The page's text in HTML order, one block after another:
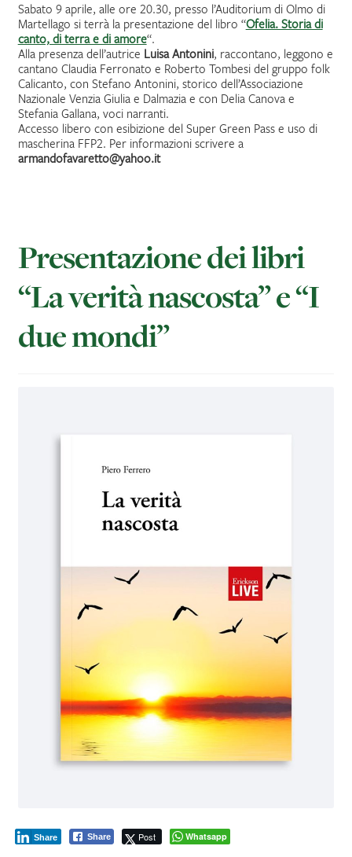
Sabato 9 aprile, alle ore 20.30, presso l’Auditorium di Olmo di
Martellago si terrà la presentazione del libro “Ofelia. Storia di
canto, di terra e di amore“.
Alla presenza dell’autrice Luisa Antonini, raccontano, leggono e
cantano Claudia Ferronato e Roberto Tombesi del gruppo folk
Calicanto, con Stefano Antonini, storico dell’Associazione
Nazionale Venzia Giulia e Dalmazia e con Delia Canova e
Stefania Gallana, voci narranti.
Accesso libero con esibizione del Super Green Pass e uso di
mascherina FFP2. Per informazioni scrivere a
armandofavaretto@yahoo.it
Presentazione dei libri
“La verità nascosta” e “I
due mondi”
Share Post
Share Whatsapp